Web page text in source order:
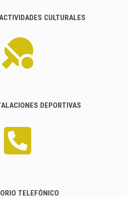
CULTURALES
DEPORTIVAS
TELEFÓNICO